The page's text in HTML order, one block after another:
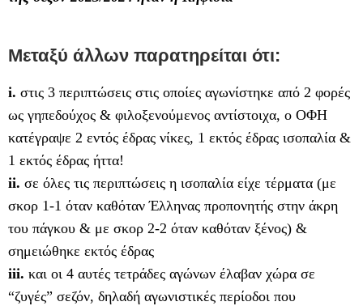
Μεταξύ άλλων παρατηρείται ότι:
i. στις 3 περιπτώσεις στις οποίες αγωνίστηκε από 2 φορές
ως γηπεδούχος & φιλοξενούμενος αντίστοιχα, ο ΟΦΗ
κατέγραψε 2 εντός έδρας νίκες, 1 εκτός έδρας ισοπαλία &
1 εκτός έδρας ήττα!
ii. σε όλες τις περιπτώσεις η ισοπαλία είχε τέρματα (με
σκορ 1-1 όταν καθόταν Έλληνας προπονητής στην άκρη
του πάγκου & με σκορ 2-2 όταν καθόταν ξένος) &
σημειώθηκε εκτός έδρας
iii. και οι 4 αυτές τετράδες αγώνων έλαβαν χώρα σε
“ζυγές” σεζόν, δηλαδή αγωνιστικές περίοδοι που